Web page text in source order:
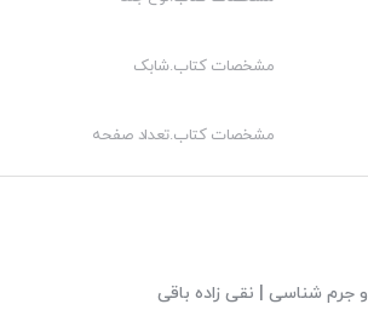
مشخصات کتاب.شابک
مشخصات کتاب.تعداد صفحه
جرم شناسی | نقی زاده باقی